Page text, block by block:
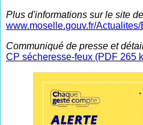
Plus d'informations sur le site
www.moselle.gouv.fr/
Communiqué de presse et
CP sécheresse-feux (PDF 265